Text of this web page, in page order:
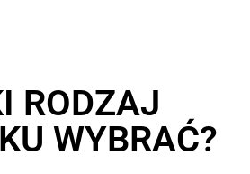
RODZAJ
WYBRAĆ?